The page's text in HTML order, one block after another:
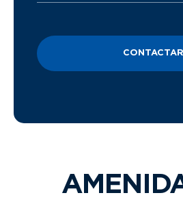
CONTACTAR